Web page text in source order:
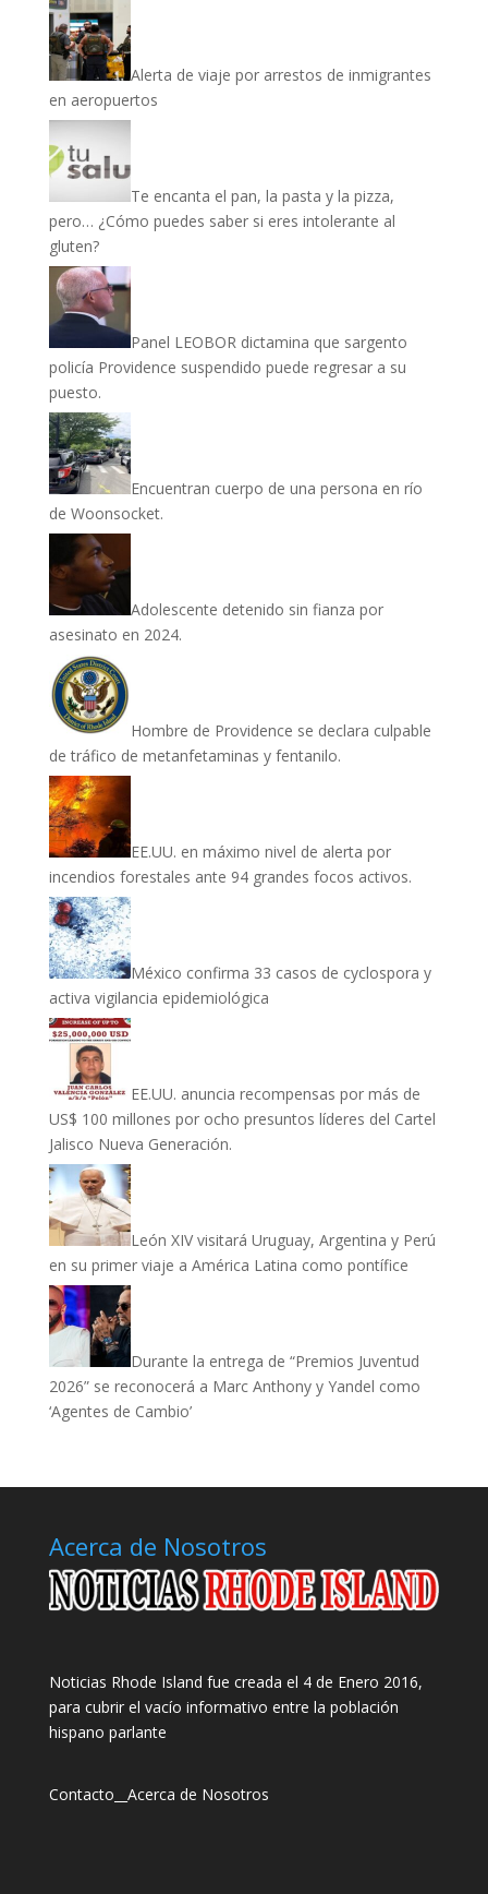
Alerta de viaje por arrestos de inmigrantes
en aeropuertos
Te encanta el pan, la pasta y la pizza,
pero… ¿Cómo puedes saber si eres intolerante al
gluten?
Panel LEOBOR dictamina que sargento
policía Providence suspendido puede regresar a su
puesto.
Encuentran cuerpo de una persona en río
de Woonsocket.
Adolescente detenido sin fianza por
asesinato en 2024.
Hombre de Providence se declara culpable
de tráfico de metanfetaminas y fentanilo.
EE.UU. en máximo nivel de alerta por
incendios forestales ante 94 grandes focos activos.
México confirma 33 casos de cyclospora y
activa vigilancia epidemiológica
EE.UU. anuncia recompensas por más de
US$ 100 millones por ocho presuntos líderes del Cartel
Jalisco Nueva Generación.
León XIV visitará Uruguay, Argentina y Perú
en su primer viaje a América Latina como pontífice
Durante la entrega de “Premios Juventud
2026” se reconocerá a Marc Anthony y Yandel como
‘Agentes de Cambio’
Acerca de Nosotros
Noticias Rhode Island fue creada el 4 de Enero 2016,
para cubrir el vacío informativo entre la población
hispano parlante
Contacto Acerca de Nosotros